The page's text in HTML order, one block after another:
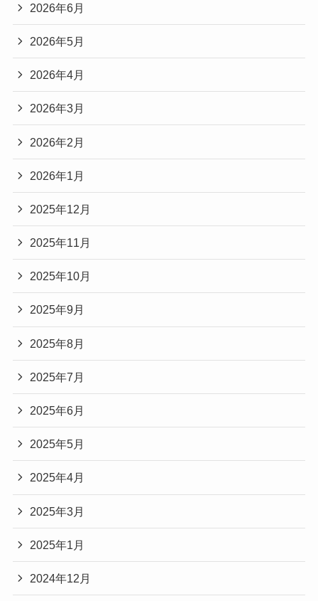
2026年6月
2026年5月
2026年4月
2026年3月
2026年2月
2026年1月
2025年12月
2025年11月
2025年10月
2025年9月
2025年8月
2025年7月
2025年6月
2025年5月
2025年4月
2025年3月
2025年1月
2024年12月